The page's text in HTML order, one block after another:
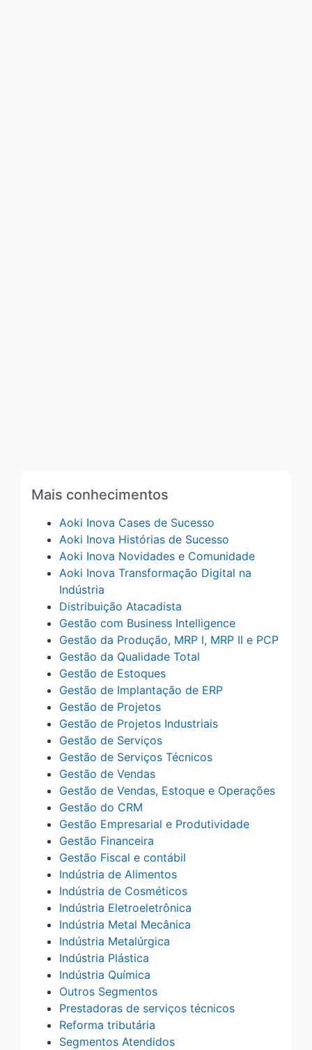
Mais conhecimentos
Aoki Inova Cases de Sucesso
Aoki Inova Histórias de Sucesso
Aoki Inova Novidades e Comunidade
Aoki Inova Transformação Digital na
Indústria
Distribuição Atacadista
Gestão com Business Intelligence
Gestão da Produção, MRP I, MRP II e PCP
Gestão da Qualidade Total
Gestão de Estoques
Gestão de Implantação de ERP
Gestão de Projetos
Gestão de Projetos Industriais
Gestão de Serviços
Gestão de Serviços Técnicos
Gestão de Vendas
Gestão de Vendas, Estoque e Operações
Gestão do CRM
Gestão Empresarial e Produtividade
Gestão Financeira
Gestão Fiscal e contábil
Indústria de Alimentos
Indústria de Cosméticos
Indústria Eletroeletrônica
Indústria Metal Mecânica
Indústria Metalúrgica
Indústria Plástica
Indústria Química
Outros Segmentos
Prestadoras de serviços técnicos
Reforma tributária
Segmentos Atendidos